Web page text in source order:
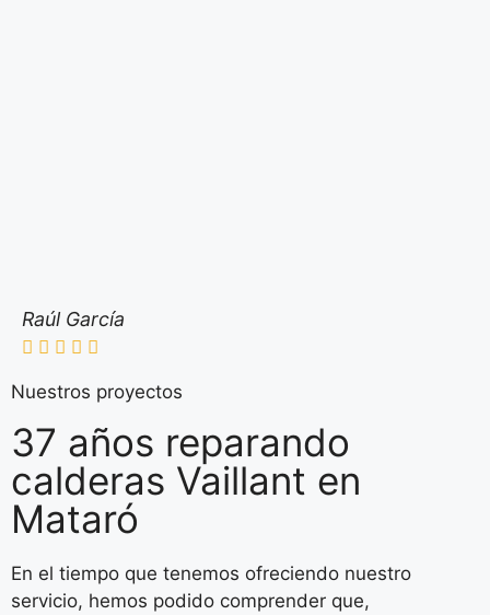
Raúl García
Nuestros proyectos
37 años reparando
calderas Vaillant en
Mataró
En el tiempo que tenemos ofreciendo nuestro
servicio, hemos podido comprender que,